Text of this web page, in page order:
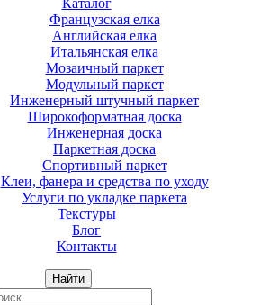
Каталог
Французская елка
Английская елка
Итальянская елка
Мозаичный паркет
Модульный паркет
Инженерный штучный паркет
Широкоформатная доска
Инженерная доска
Паркетная доска
Спортивный паркет
Клеи, фанера и средства по уходу
Услуги по укладке паркета
Текстуры
Блог
Контакты
Найти